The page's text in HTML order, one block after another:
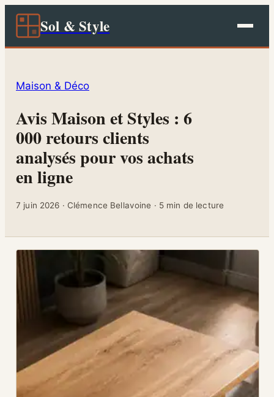
Sol & Style
Maison & Déco
Avis Maison et Styles : 6
000 retours clients
analysés pour vos achats
en ligne
7 juin 2026 · Clémence Bellavoine · 5 min de lecture